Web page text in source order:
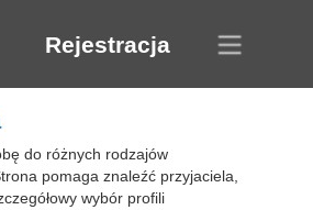
Rejestracja
do różnych rodzajów
pomaga znaleźć przyjaciela,
wybór profili